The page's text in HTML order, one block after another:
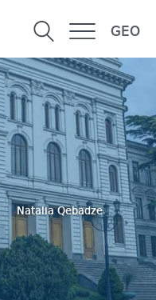
GEO
Natalia Qebadze